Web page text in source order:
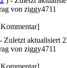
von ziggy4711
Zuletzt aktualisiert
von ziggy4711